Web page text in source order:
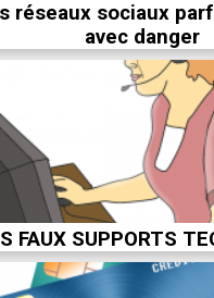
réseaux sociaux
avec danger
FAUX SUPPORTS